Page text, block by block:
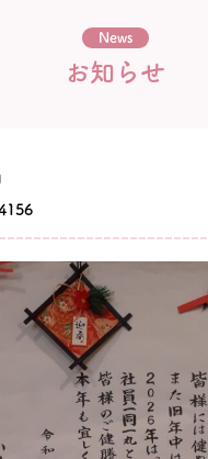
News
お知らせ